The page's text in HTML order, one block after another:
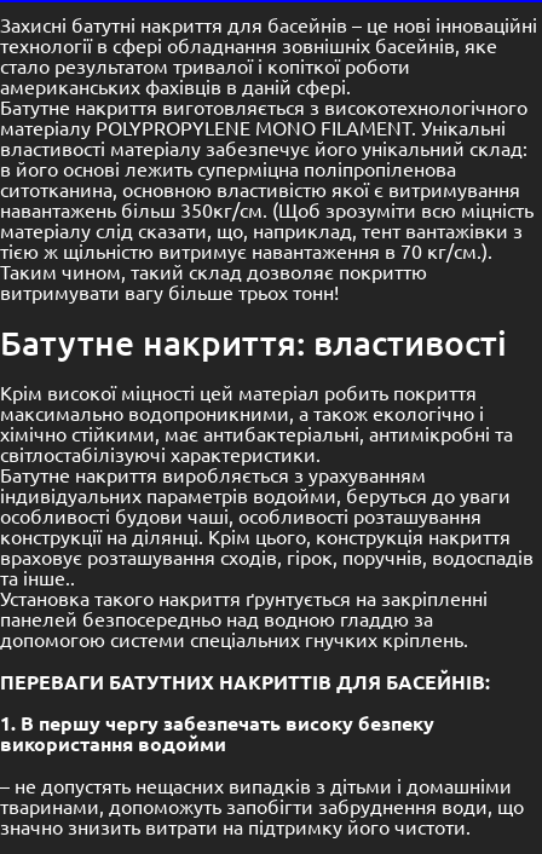
Захисні батутні накриття для басейнів – це нові інноваційні
технології в сфері обладнання зовнішніх басейнів, яке
стало результатом тривалої і копіткої роботи
американських фахівців в даній сфері.
Батутне накриття виготовляється з високотехнологічного
матеріалу POLYPROPYLENE MONO FILAMENT. Унікальні
властивості матеріалу забезпечує його унікальний склад:
в його основі лежить суперміцна поліпропіленова
ситотканина, основною властивістю якої є витримування
навантажень більш 350кг/см. (Щоб зрозуміти всю міцність
матеріалу слід сказати, що, наприклад, тент вантажівки з
тією ж щільністю витримує навантаження в 70 кг/см.).
Таким чином, такий склад дозволяє покриттю
витримувати вагу більше трьох тонн!
Батутне накриття: властивості
Крім високої міцності цей матеріал робить покриття
максимально водопроникними, а також екологічно і
хімічно стійкими, має антибактеріальні, антимікробні та
світлостабілізуючі характеристики.
Батутне накриття виробляється з урахуванням
індивідуальних параметрів водойми, беруться до уваги
особливості будови чаші, особливості розташування
конструкції на ділянці. Крім цього, конструкція накриття
враховує розташування сходів, гірок, поручнів, водоспадів
та інше..
Установка такого накриття ґрунтується на закріпленні
панелей безпосередньо над водною гладдю за
допомогою системи спеціальних гнучких кріплень.
ПЕРЕВАГИ БАТУТНИХ НАКРИТТІВ ДЛЯ БАСЕЙНІВ:
1. В першу чергу забезпечать високу безпеку
використання водойми
– не допустять нещасних випадків з дітьми і домашніми
тваринами, допоможуть запобігти забруднення води, що
значно знизить витрати на підтримку його чистоти.